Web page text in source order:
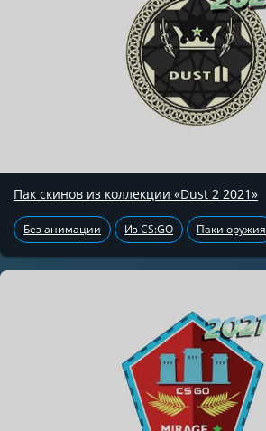
Пак скинов из коллекции «Dust 2 2021»
Без анимации Из CS:GO Паки оружия